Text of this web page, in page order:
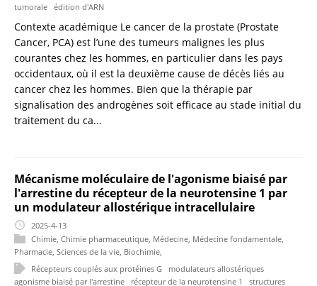
tumorale édition d'ARN
Contexte académique Le cancer de la prostate (Prostate
Cancer, PCA) est l’une des tumeurs malignes les plus
courantes chez les hommes, en particulier dans les pays
occidentaux, où il est la deuxième cause de décès liés au
cancer chez les hommes. Bien que la thérapie par
signalisation des androgènes soit efficace au stade initial du
traitement du ca...
Mécanisme moléculaire de l'agonisme biaisé par
l'arrestine du récepteur de la neurotensine 1 par
un modulateur allostérique intracellulaire
2025-4-13
Chimie Chimie pharmaceutique Médecine Médecine fondamentale
Pharmacie Sciences de la vie Biochimie
Récepteurs couplés aux protéines G
modulateurs allostériques
agonisme biaisé par l'arrestine
récepteur de la neurotensine 1 structures